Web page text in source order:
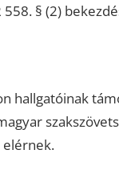
558. § (2)
hallgatóinak